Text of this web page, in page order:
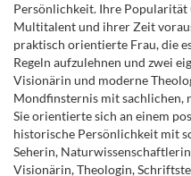
Persönlichkeit. Ihre Popularität
Multitalent und ihrer Zeit
praktisch orientierte Frau, die
Regeln aufzulehnen und zwei
Visionärin und moderne
Mondfinsternis mit sachlichen,
Sie orientierte sich an einem
historische Persönlichkeit mit
Seherin,
Visionärin, Theologin,